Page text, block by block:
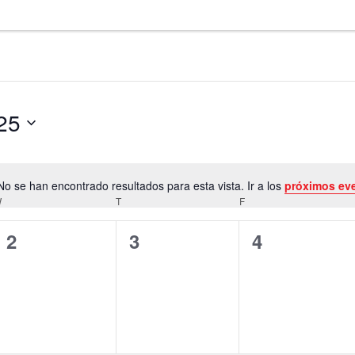
Notice
se han encontrado resultados para esta vista. Ir a los próximos
T FVIERNES
0
2
0
3
0
4